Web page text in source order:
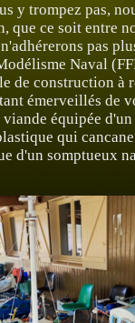
y trompez pas,
que ce soit entre
pas
Naval
de construction à
émerveillés de
viande équipée
qui
d'un somptueux